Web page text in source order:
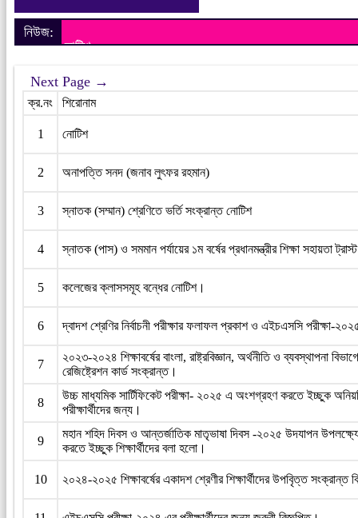
নিউজ:
নোটিশ
Next Page →
ক্র.নং শিরোনাম
1 নোটিশ
2 অনাপত্তি সনদ (জনাব লুৎফর রহমান)
3 স্নাতক (সম্মান) শ্রেণিতে ভর্তি সংক্রান্ত নোটিশ
4 স্নাতক (পাস) ও সমমান পর্যায়ের ১ম বর্ষের প্রধানমন্ত্রীর শিক্ষা সহায়তা
5 কলেজের ক্লাসসমূহ বন্ধের নোটিশ।
6 দ্বাদশ শ্রেণির নির্বাচনী পরীক্ষার ফলাফল প্রকাশ ও এইচএসসি পরীক্ষা-
7
২০২৩-২০২৪ শিক্ষাবর্ষের বাংলা, রাষ্ট্রবিজ্ঞান, অর্থনীতি ও ব্যবস্থাপনা
রেজিষ্ট্রেশন কার্ড সংক্রান্ত।
8
উচ্চ মাধ্যমিক সার্টিফিকেট পরীক্ষা- ২০২৫ এ অংশগ্রহণ করতে ইচ্ছুক
পরীক্ষার্থীদের জন্য।
9
মহান শহিদ দিবস ও আন্তর্জাতিক মাতৃভাষা দিবস -২০২৫ উদযাপন
করতে ইচ্ছুক শিক্ষার্থীদের বলা হলো।
10 ২০২৪-২০২৫ শিক্ষাবর্ষের একাদশ শ্রেণীর শিক্ষার্থীদের উপবৃিত্ত সংক্রান্ত